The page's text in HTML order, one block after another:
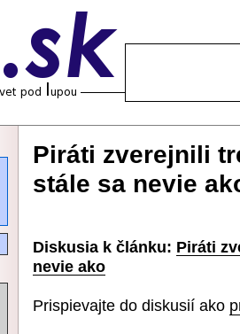
Piráti zverejnili
stále sa nevie
Diskusia k článku: Piráti
nevie ako
Prispievajte do diskusií ako